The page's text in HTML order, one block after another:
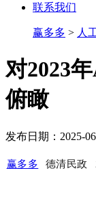
联系我们
赢多多 > 人
对2023
俯瞰
发布日期：2025-
赢多多 德清民政